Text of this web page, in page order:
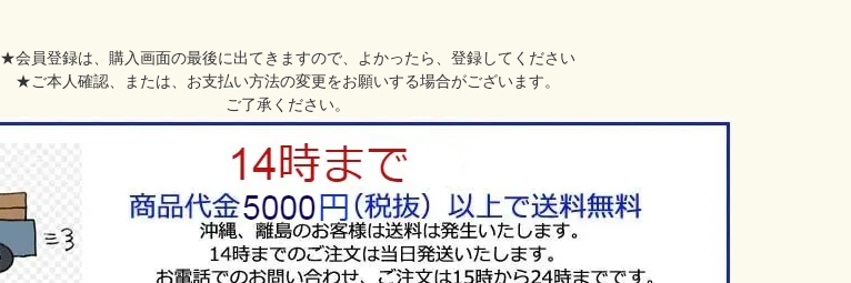
★会員登録は、購入画面の最後に出てきますので、よかったら、登録してください
★ご本人確認、または、お支払い方法の変更をお願いする場合がございます。
ご了承ください。